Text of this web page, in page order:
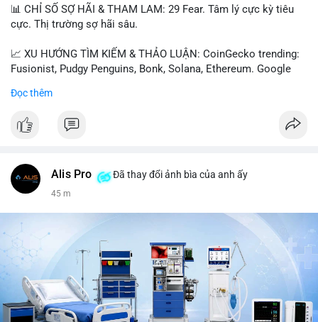
📊 CHỈ SỐ SỢ HÃI & THAM LAM: 29 Fear. Tâm lý cực kỳ tiêu
cực. Thị trường sợ hãi sâu.
📈 XU HƯỚNG TÌM KIẾM & THẢO LUẬN: CoinGecko trending:
Fusionist, Pudgy Penguins, Bonk, Solana, Ethereum. Google
tiêu, vũ khí hạt nhân, đội tuyển Brasil, cúp U20 Châu Á.
UFC 310, Premier League, Champions League, NCAA Football,
MrBeast, Google. Binance Square: nhiều post về lệnh long, lợi
nhuận, $HFT/$SKYAI, $RIVER, $WLD, $ALLO, Top trader 30
💬 DÒNG CHẢY TIN TỨC & TRUYỀN THÔNG: Telegram
CoinTelegraph: Saylor nói Bitcoin không cần rõ ràng, Mỹ cần
rõ ràng; CEX futures volume giảm xuống $4 tỷ trong tháng 7,
thấp nhất từ tháng 12/2023; Prophet Market ra mắt thị trường
dự đoán human vs AI; Trump nói crypto làเรื่อง lớn, người dùng
Đọc thêm
Alis Pro Đã thay đổi ảnh bìa của anh ấy
45 m